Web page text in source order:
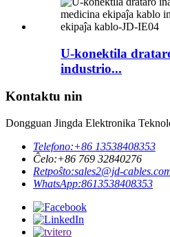
U-konektila
industrio...
Kontaktu nin
Dongguan Jingda Elektronika
Telefono:+86 13538408353
Ĉelo:+86 769 32840276
Retpoŝto:sales2@jd-
WhatsApp:8613538408353